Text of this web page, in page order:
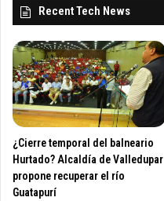
Recent Tech News
¿Cierre temporal del balneario
Hurtado? Alcaldía de Valledupar
propone recuperar el río
Guatapurí